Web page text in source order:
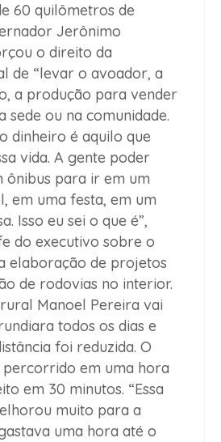
60 quilômetros de
Jerônimo
o direito da
de “levar o avoador, a
a produção para vender
sede ou na comunidade.
dinheiro é aquilo que
vida. A gente poder
ônibus para ir em um
em uma festa, em um
Isso eu sei o que é”,
do executivo sobre o
elaboração de projetos
de rodovias no interior.
Manoel Pereira vai
todos os dias e
foi reduzida. O
em uma hora
em 30 minutos. “Essa
muito para a
uma hora até o